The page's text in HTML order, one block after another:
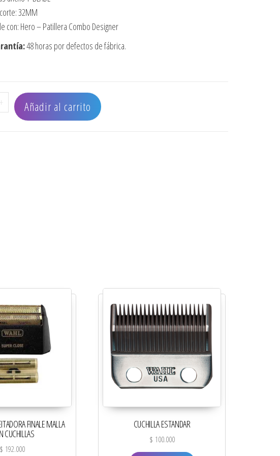
32MM
con: Hero – Patillera Combo Designer
48 horas por defectos de fábrica.
cantidad
+ Añadir al carrito
FINALE MALLA
CUCHILLAS
$ 192.000
CUCHILLA ESTANDAR
$ 100.000